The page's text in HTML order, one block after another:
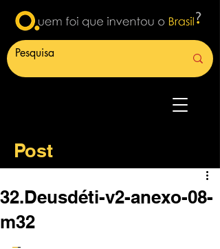
Post
32.Deusdéti-v2-anexo-08-
m32